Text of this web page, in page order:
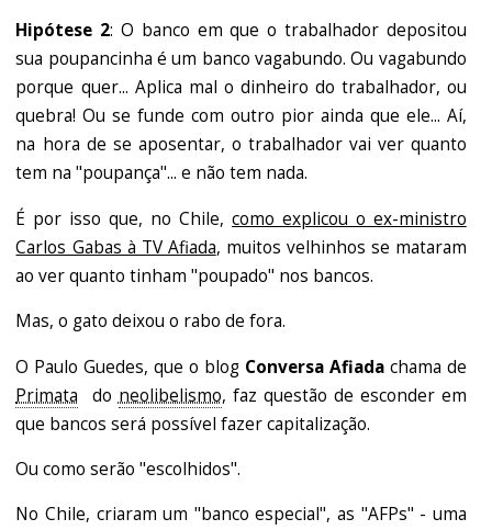
Hipótese 2: O banco em que o trabalhador depositou
sua poupancinha é um banco vagabundo. Ou vagabundo
porque quer... Aplica mal o dinheiro do trabalhador, ou
quebra! Ou se funde com outro pior ainda que ele... Aí,
na hora de se aposentar, o trabalhador vai ver quanto
tem na "poupança"... e não tem nada.
É por isso que, no Chile, como explicou o ex-ministro
Carlos Gabas à TV Afiada, muitos velhinhos se mataram
ao ver quanto tinham "poupado" nos bancos.
Mas, o gato deixou o rabo de fora.
O Paulo Guedes, que o blog Conversa Afiadachama de
Primata dо neolibelismo, faz questão de esconder em
que bancos será possível fazer capitalização.
Ou como serão "escolhidos".
No Chile, criaram um "banco especial", as "AFPs" - uma